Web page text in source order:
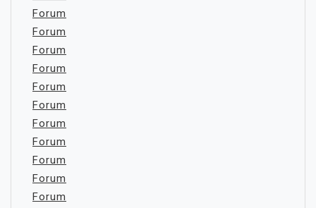
Forum
Forum
Forum
Forum
Forum
Forum
Forum
Forum
Forum
Forum
Forum